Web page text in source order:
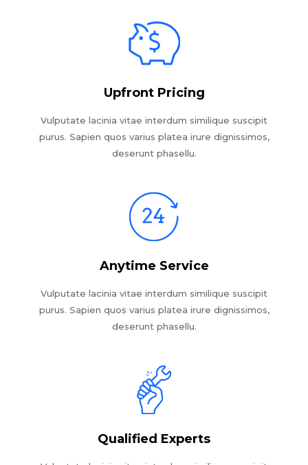
Upfront Pricing
Vulputate lacinia vitae interdum similique suscipit
purus. Sapien quos varius platea irure dignissimos,
deserunt phasellu.
Anytime Service
Vulputate lacinia vitae interdum similique suscipit
purus. Sapien quos varius platea irure dignissimos,
deserunt phasellu.
Qualified Experts